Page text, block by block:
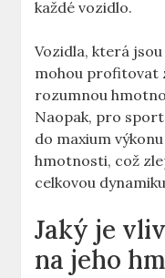
každé⁤ vozidlo.
Vozidla, která
mohou ⁢profitovat
rozumnou
Naopak, pro
do maxium
hmotnosti, což⁣
celkovou⁢
Jaký je​
na jeho